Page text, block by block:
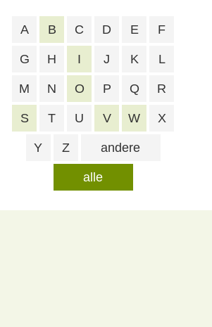
alle
A B C D E F
G H I J K L
M N O P Q R
S T U V W X
Y Z andere